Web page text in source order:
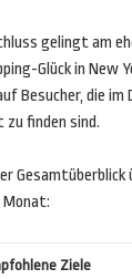
gelingt am
Glück in New
Besucher, die im
finden sind.
Ziele